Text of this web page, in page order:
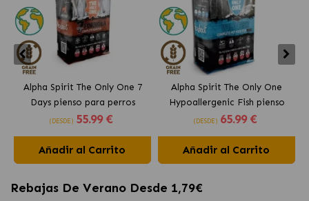
Alpha Spirit The Only One 7
Days pienso para perros
(DESDE) 55.99 €
Añadir al Carrito
Alpha Spirit The Only One
Hypoallergenic Fish pienso
para perros
(DESDE) 65.99 €
Añadir al Carrito
Rebajas De Verano Desde 1,79€